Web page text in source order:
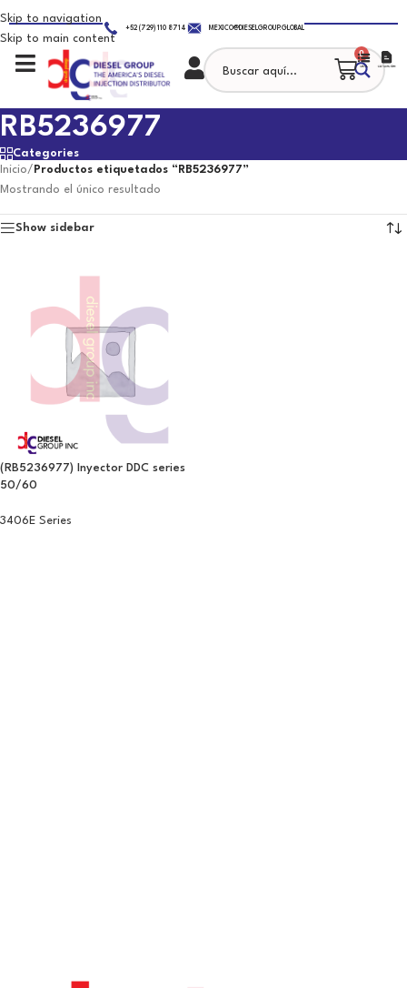
Skip to navigation
Skip to main content
+52 (729) 110 8714 MEXICO@DIESELGROUP.GLOBAL
0
RB5236977
Categories
Inicio/ Productos etiquetados “RB5236977”
Mostrando el único resultado
Show sidebar
(RB5236977) Inyector DDC series
50/60
3406E Series